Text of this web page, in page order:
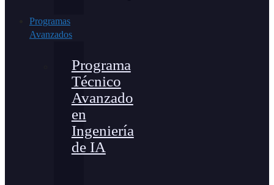
Programas
Avanzados
Programa
Técnico
Avanzado
en
Ingeniería
de IA